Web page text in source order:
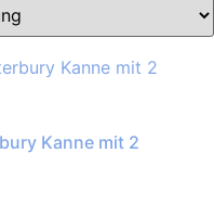
Kanne mit 2